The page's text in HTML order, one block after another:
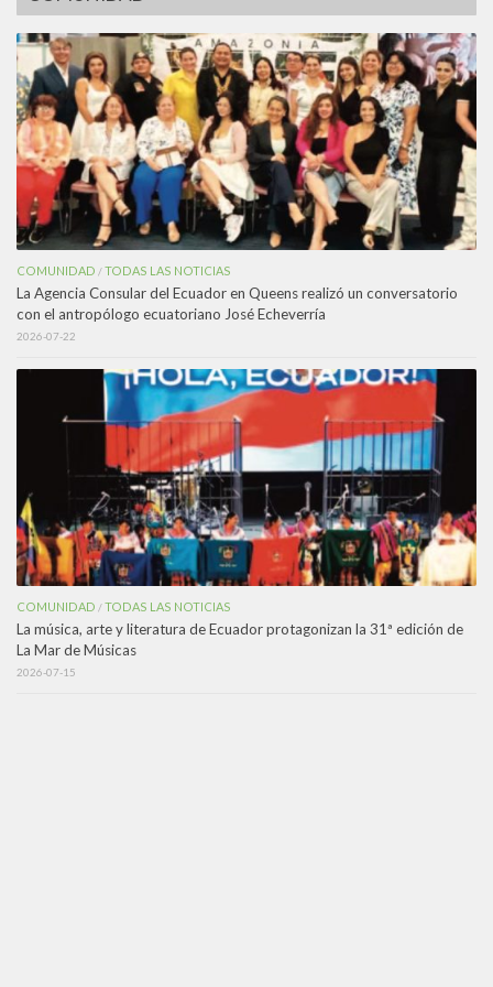
COMUNIDAD /TODAS LAS NOTICIAS
La Agencia Consular del Ecuador en Queens realizó un conversatorio
con el antropólogo ecuatoriano José Echeverría
2026-07-22
COMUNIDAD /TODAS LAS NOTICIAS
La música, arte y literatura de Ecuador protagonizan la 31ª edición de
La Mar de Músicas
2026-07-15